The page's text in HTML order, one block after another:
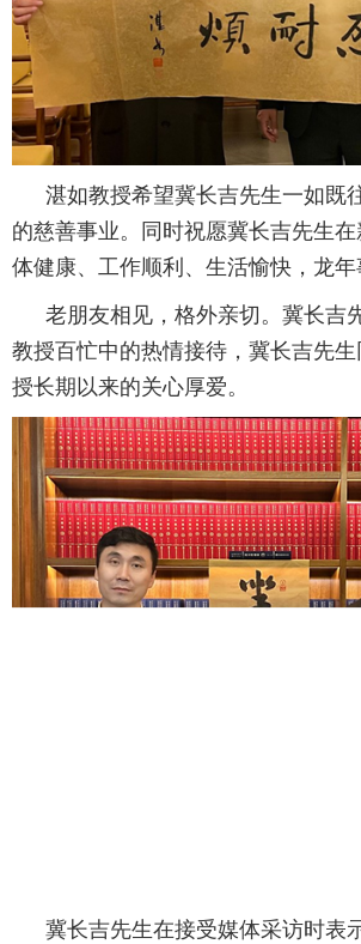
湛如教授希望冀长吉先生一如既
的慈善事业。同时祝愿冀长吉先生
体健康、工作顺利、生活愉快，龙
老朋友相见，格外亲切。冀长吉
教授百忙中的热情接待，冀长吉先
授长期以来的关心厚爱。
冀长吉先生在接受媒体采访时表